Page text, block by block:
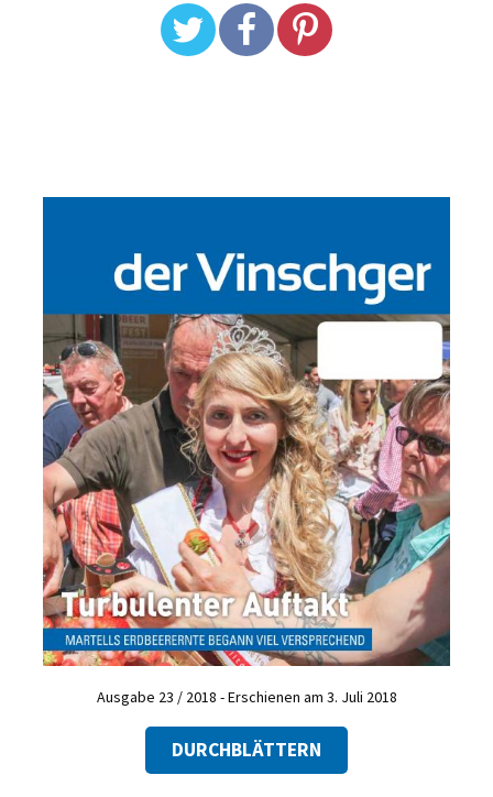
Ausgabe 23 / 2018 - Erschienen am 3. Juli 2018
DURCHBLÄTTERN